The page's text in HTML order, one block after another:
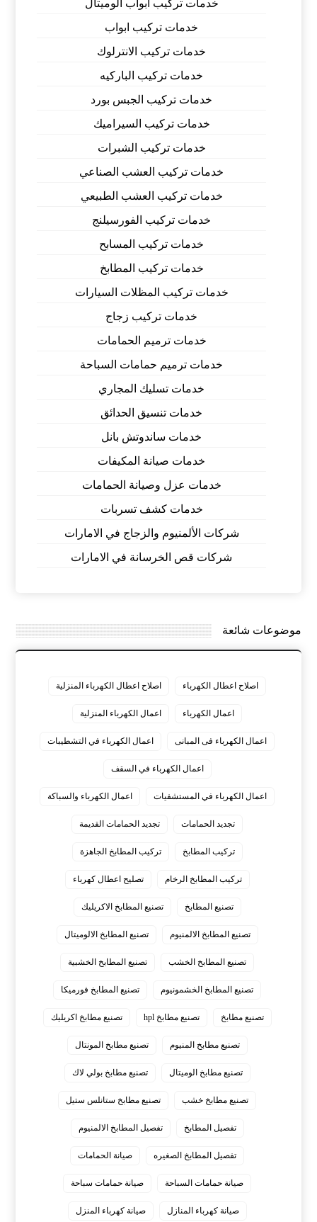
خدمات تركيب أبواب الوميتال
خدمات تركيب ابواب
خدمات تركيب الانترلوك
خدمات تركيب الباركيه
خدمات تركيب الجبس بورد
خدمات تركيب السيراميك
خدمات تركيب الشبرات
خدمات تركيب العشب الصناعي
خدمات تركيب العشب الطبيعي
خدمات تركيب الفورسيلنج
خدمات تركيب المسابح
خدمات تركيب المطابخ
خدمات تركيب المظلات السيارات
خدمات تركيب زجاج
خدمات ترميم الحمامات
خدمات ترميم حمامات السباحة
خدمات تسليك المجاري
خدمات تنسيق الحدائق
خدمات ساندوتش بانل
خدمات صيانة المكيفات
خدمات عزل وصيانة الحمامات
خدمات كشف تسربات
شركات الألمنيوم والزجاج في الامارات
شركات قص الخرسانة في الامارات
موضوعات شائعة
اصلاح اعطال الكهرباء اصلاح اعطال الكهرباء المنزلية
اعمال الكهرباء اعمال الكهرباء المنزلية
اعمال الكهرباء فى المبانى اعمال الكهرباء في التشطيبات
اعمال الكهرباء في السقف
اعمال الكهرباء في المستشفيات اعمال الكهرباء والسباكة
تجديد الحمامات تجديد الحمامات القديمة
تركيب المطابخ تركيب المطابخ الجاهزة
تركيب المطابخ الرخام تصليح اعطال كهرباء
تصنيع المطابخ تصنيع المطابخ الاكريليك
تصنيع المطابخ الالمنيوم تصنيع المطابخ الالوميتال
تصنيع المطابخ الخشب تصنيع المطابخ الخشبية
تصنيع المطابخ الخشمونيوم تصنيع المطابخ فورميكا
تصنيع مطابخ تصنيع مطابخ hpl تصنيع مطابخ اكريليك
تصنيع مطابخ المنيوم تصنيع مطابخ المونتال
تصنيع مطابخ الوميتال تصنيع مطابخ بولي لاك
تصنيع مطابخ خشب تصنيع مطابخ ستانلس ستيل
تفصيل المطابخ تفصيل المطابخ الالمنيوم
تفصيل المطابخ الصغيره صيانة الحمامات
صيانة حمامات السباحة صيانة حمامات سباحة
صيانة كهرباء المنازل صيانة كهرباء المنزل